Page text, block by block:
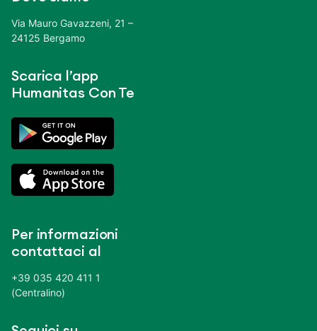
Via Mauro Gavazzeni, 21 –
24125 Bergamo
Scarica l’app
Humanitas Con Te
Per informazioni
contattaci al
+39 035 420 411 1
(Centralino)